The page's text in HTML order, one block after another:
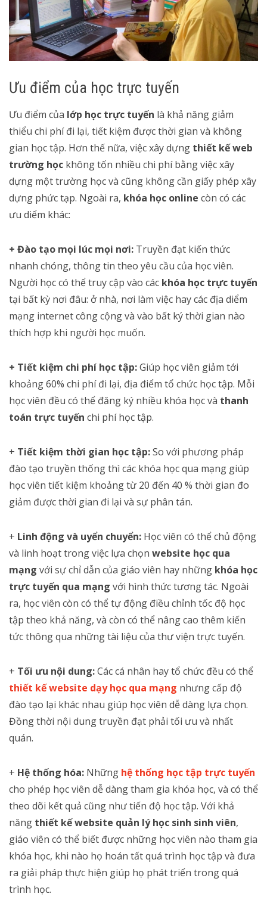
Ưu điểm của học trực tuyến
Ưu điểm của lớp học trực tuyến là khả năng giảm
thiểu chi phí đi lại, tiết kiệm được thời gian và không
gian học tập. Hơn thế nữa, việc xây dựng thiết kế web
trường học không tốn nhiều chi phí bằng việc xây
dựng một trường học và cũng không cần giấy phép xây
dựng phức tạp. Ngoài ra, khóa học online còn có các
ưu diểm khác:
+ Đào tạo mọi lúc mọi nơi: Truyền đạt kiến thức
nhanh chóng, thông tin theo yêu cầu của học viên.
Người học có thể truy cập vào các khóa học trực tuyến
tại bất kỳ nơi đâu: ở nhà, nơi làm việc hay các địa diểm
mạng internet công cộng và vào bất ký thời gian nào
thích hợp khi người học muốn.
+ Tiết kiệm chi phí học tập:Giúp học viên giảm tới
khoảng 60% chi phí đi lại, địa điểm tổ chức học tập. Mỗi
học viên đều có thể đăng ký nhiều khóa học và thanh
toán trực tuyến chi phí học tập.
+ Tiết kiệm thời gian học tập:So với phương pháp
đào tạo truyền thống thì các khóa học qua mạng giúp
học viên tiết kiệm khoảng từ 20 đến 40 % thời gian đo
giảm được thời gian đi lại và sự phân tán.
+ Linh động và uyển chuyển: Học viên có thể chủ động
và linh hoạt trong việc lựa chọn website học qua
mạng với sự chỉ dẫn của giáo viên hay những khóa học
trực tuyến qua mạng với hình thức tương tác. Ngoài
ra, học viên còn có thể tự động điều chỉnh tốc độ học
tập theo khả năng, và còn có thể nâng cao thêm kiến
tức thông qua những tài liệu của thư viện trực tuyến.
+ Tối ưu nội dung:Các cá nhân hay tổ chức đều có thể
thiết kế website dạy học qua mạng nhưng cấp độ
đào tạo lại khác nhau giúp học viên dễ dàng lựa chọn.
Đồng thời nội dung truyền đạt phải tối ưu và nhất
quán.
+ Hệ thống hóa: Những hệ thống học tập trực tuyến
cho phép học viên dễ dàng tham gia khóa học, và có thể
theo dõi kết quả cũng như tiến độ học tập. Với khả
năng thiết kế website quản lý học sinh sinh viên,
giáo viên có thể biết được những học viên nào tham gia
khóa học, khi nào họ hoán tất quá trình học tập và đưa
ra giải pháp thực hiện giúp họ phát triển trong quá
trình học.